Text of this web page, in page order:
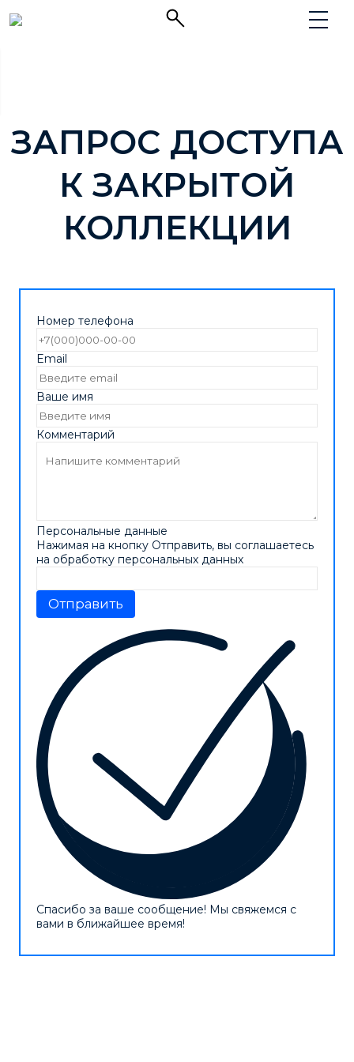
ЗАПРОС ДОСТУПА
К ЗАКРЫТОЙ
КОЛЛЕКЦИИ
Номер телефона
Email
Ваше имя
Комментарий
Персональные данные
Нажимая на кнопку Отправить, вы соглашаетесь
на обработку персональных данных
Отправить
Спасибо за ваше сообщение! Мы свяжемся с
вами в ближайшее время!